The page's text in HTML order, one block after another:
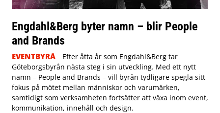
Engdahl&Berg byter namn – blir People
and Brands
EVENTBYRÅ
Efter åtta år som Engdahl&Berg tar
Göteborgsbyrån nästa steg i sin utveckling. Med ett nytt
namn – People and Brands – vill byrån tydligare spegla sitt
fokus på mötet mellan människor och varumärken,
samtidigt som verksamheten fortsätter att växa inom event,
kommunikation, innehåll och design.